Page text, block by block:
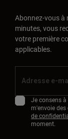
Abonnez-vous à
minutes, vous
votre première
applicables.
Je consens
m'envoie
de
moment.